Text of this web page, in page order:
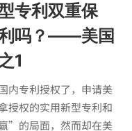
专利双重保
利吗？——美国
1
内专利授权了，申请美
授权的实用新型专利和
”的局面，然而却在美